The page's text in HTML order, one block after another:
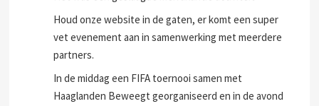
Houd onze website in de gaten, er komt een super
vet evenement aan in samenwerking met meerdere
partners.
In de middag een FIFA toernooi samen met
Haaglanden Beweegt georganiseerd en in de avond